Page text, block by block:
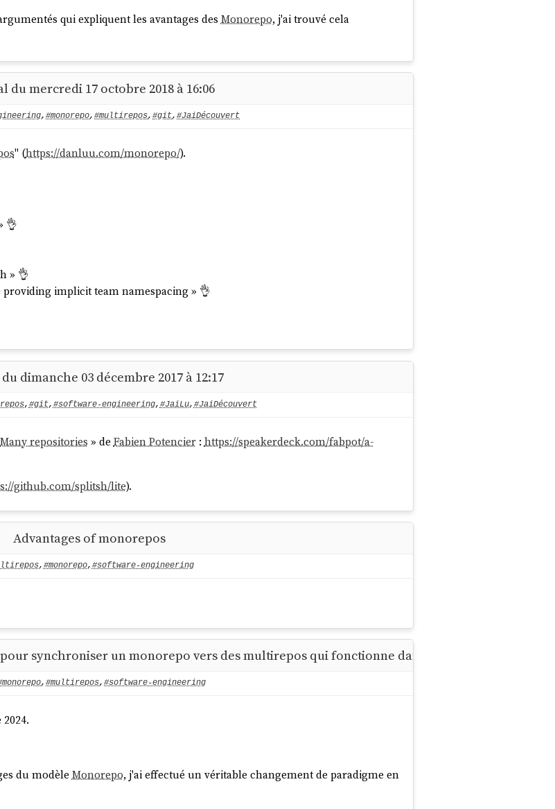
qui expliquent les avantages desMonorepo, j'ai trouvé cela
du mercredi 17 octobre 2018 à 16:06
, #monorepo, #multirepos, #git, #JaiDécouvert
" (https://danluu.com/monorepo/).
👌
» 👌
implicit team namespacing » 👌
dimanche 03 décembre 2017 à 12:17
, #git,#software-engineering, #JaiLu,#JaiDécouvert
Many repositories » de Fabien Potencier: https://speakerdeck.com/fabpot/a-
github.com/splitsh/lite).
Advantages of monorepos
,#monorepo,#software-engineering
synchroniser un monorepo vers des multirepos qui fonctionne dans les deux sens"
, #multirepos, #software-engineering
du modèleMonorepo, j'ai effectué un véritable changement de paradigme en